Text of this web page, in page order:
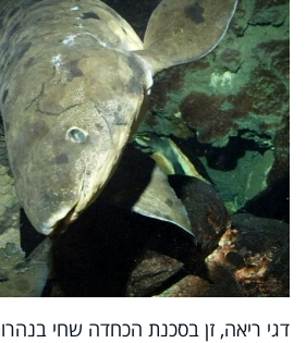
דגי ריאה, זן בסכנת הכחדה שחי